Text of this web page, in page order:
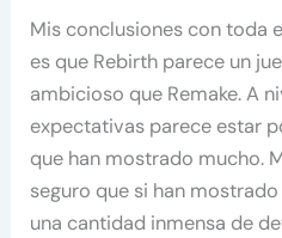
Mis conclusiones con toda
es que Rebirth parece un
ambicioso que Remake. A
expectativas parece estar
que han mostrado mucho.
seguro que si han
una cantidad inmensa de